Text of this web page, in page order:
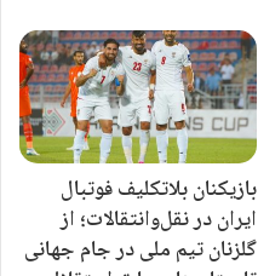
بازیکنان بلاتکلیف فوتبال
ایران در نقل‌وانتقالات؛ از
گلزنان تیم ملی در جام جهانی